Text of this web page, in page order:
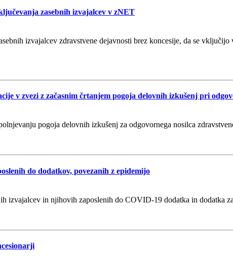
zasebnih izvajalcev v zNET
izvajalcev zdravstvene dejavnosti brez koncesije, da se
v zvezi z začasnim črtanjem pogoja delovnih izkušenj pri
pogoja delovnih izkušenj za odgovornega nosilca
do dodatkov, povezanih z epidemijo
izvajalcev in njihovih zaposlenih do COVID-19 dodatka in dodatka